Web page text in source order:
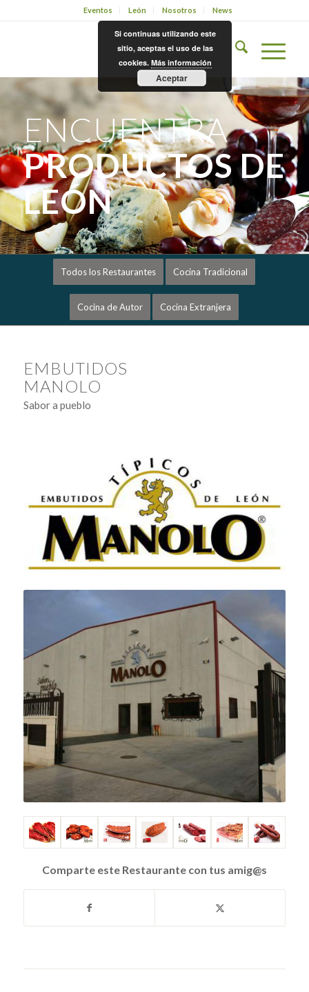
Eventos León Nosotros News
ENCUENTRA
PRODUCTOS DE
LEÓN
Todos los Restaurantes Cocina Tradicional
Cocina de Autor Cocina Extranjera
EMBUTIDOS
MANOLO
Sabor a pueblo
Comparte este Restaurante con tus amig@s
Si continuas utilizando este
sitio, aceptas el uso de las
cookies. Más información
Aceptar